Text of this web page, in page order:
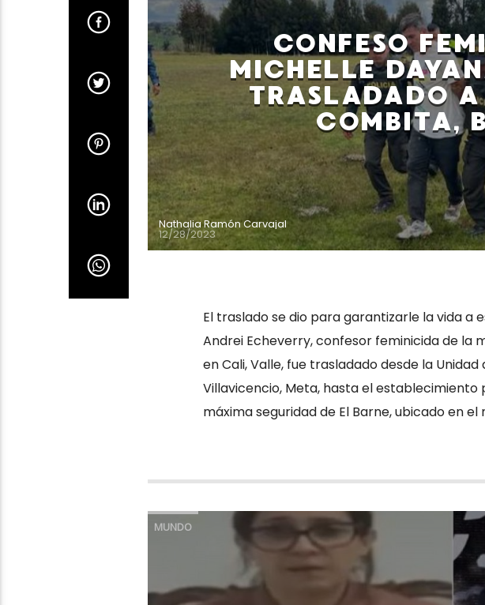
CONFESO
MICHELLE
TRASLADADO
COMBITA,
Nathalia Ramón Carvajal
12/28/2023
El traslado se dio para garantizarle la vida
Andrei Echeverry, confesor feminicida de la
en Cali, Valle, fue trasladado desde la
Villavicencio, Meta, hasta el
máxima seguridad de El Barne, ubicado en el
MUNDO